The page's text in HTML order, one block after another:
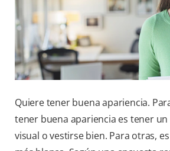
Quiere tener buena apariencia.
tener buena apariencia es tener
visual o vestirse bien. Para otras,